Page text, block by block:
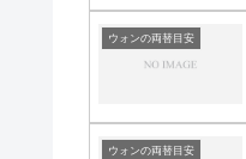
ウォンの両替目安
ウォンの両替目安